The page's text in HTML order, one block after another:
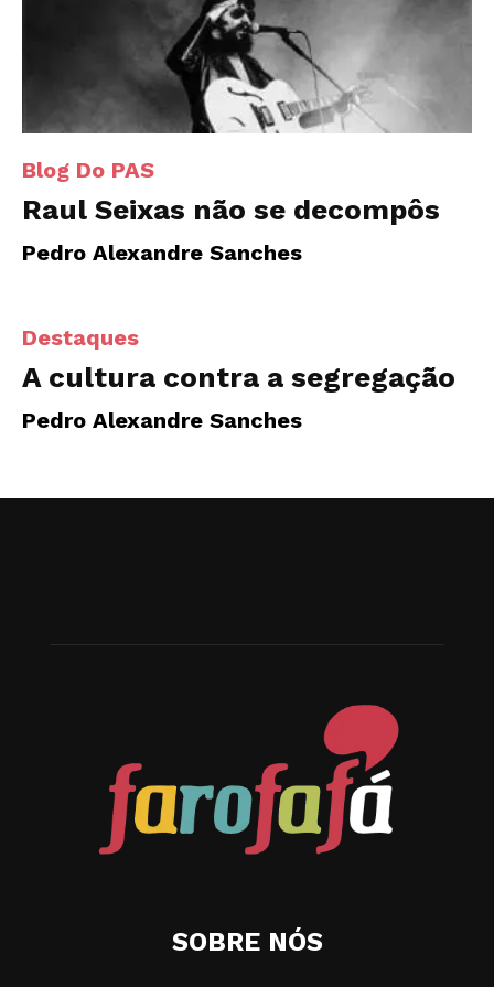
Blog Do PAS
Raul Seixas não se decompôs
Pedro Alexandre Sanches
Destaques
A cultura contra a segregação
Pedro Alexandre Sanches
SOBRE NÓS